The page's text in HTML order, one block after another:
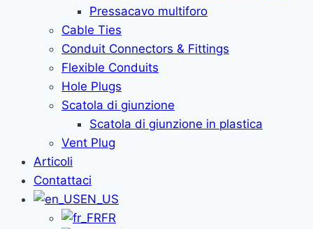
Pressacavo multiforo
Cable Ties
Conduit Connectors & Fittings
Flexible Conduits
Hole Plugs
Scatola di giunzione
Scatola di giunzione in plastica
Vent Plug
Articoli
Contattaci
EN_US
FR